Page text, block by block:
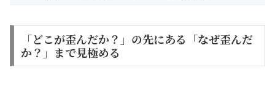
「どこが歪んだか？」の先にある「なぜ歪んだ
か？」まで見極める